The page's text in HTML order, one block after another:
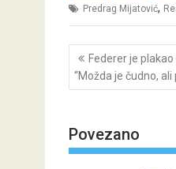
Predrag Mijatović,
Post
navigation
Federer je
“Možda je čudno,
Povezano